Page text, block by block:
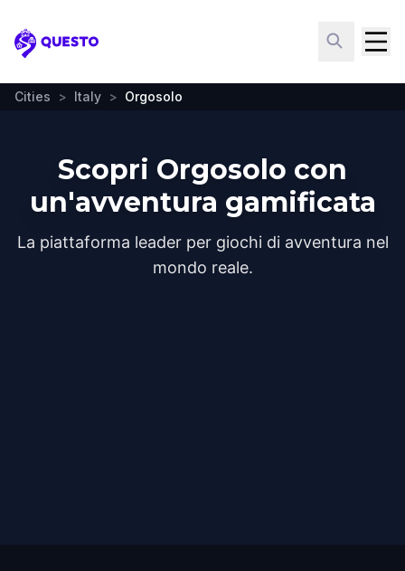
Questo
Cities > Italy > Orgosolo
Scopri Orgosolo con
un'avventura gamificata
La piattaforma leader per giochi di avventura nel
mondo reale.